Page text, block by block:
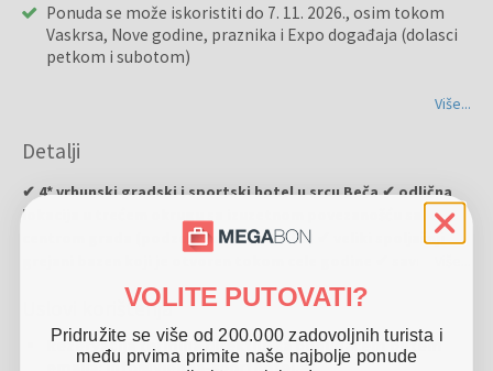
Ponuda se može iskoristiti do 7. 11. 2026., osim tokom
Vaskrsa, Nove godine, praznika i Expo događaja (dolasci
petkom i subotom)
Više...
Detalji
✔ 4* vrhunski gradski i sportski hotel u srcu Beča ✔ odlična
lokacija u trećem okrugu sa izuzetnom povezanošću sa
centrom grada (podzemna železnica U3) ✔ veliki spoljašnji
wellness oaza sa finskom saunom, parnim kupatilom i
masažama ✔ vrhunska sportska infrastruktura sa zatvorenim
teniskim terenima i fitnesom ✔ idealan izbor za gradski
odmor, poslovna putovanja i aktivno istraživanje austrijske
Uslovi korištenja
Rezervacija termina direktno sa ponuđačem putem
VOLITE PUTOVATI?
Pridružite se više od 200.000 zadovoljnih turista i
među prvima primite naše najbolje ponude